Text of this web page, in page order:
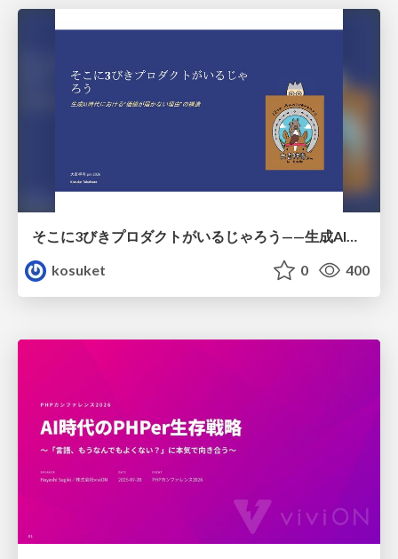
そこに3びきプロダクトがいるじゃろう——生成AI時代における“価値が届かない理由”の構造
kosuket
0 400